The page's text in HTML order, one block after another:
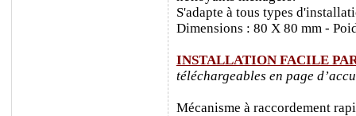
S'adapte à tous types
Dimensions : 80 X 80 mm -
INSTALLATION FACILE
téléchargeables en page
Mécanisme à raccordement